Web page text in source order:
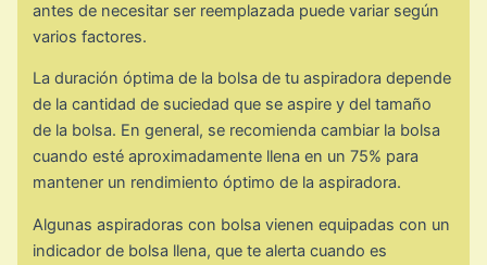
antes de necesitar ser reemplazada puede variar según
varios factores.
La duración óptima de la bolsa de tu aspiradora depende
de la cantidad de suciedad que se aspire y del tamaño
de la bolsa. En general, se recomienda cambiar la bolsa
cuando esté aproximadamente llena en un 75% para
mantener un rendimiento óptimo de la aspiradora.
Algunas aspiradoras con bolsa vienen equipadas con un
indicador de bolsa llena, que te alerta cuando es